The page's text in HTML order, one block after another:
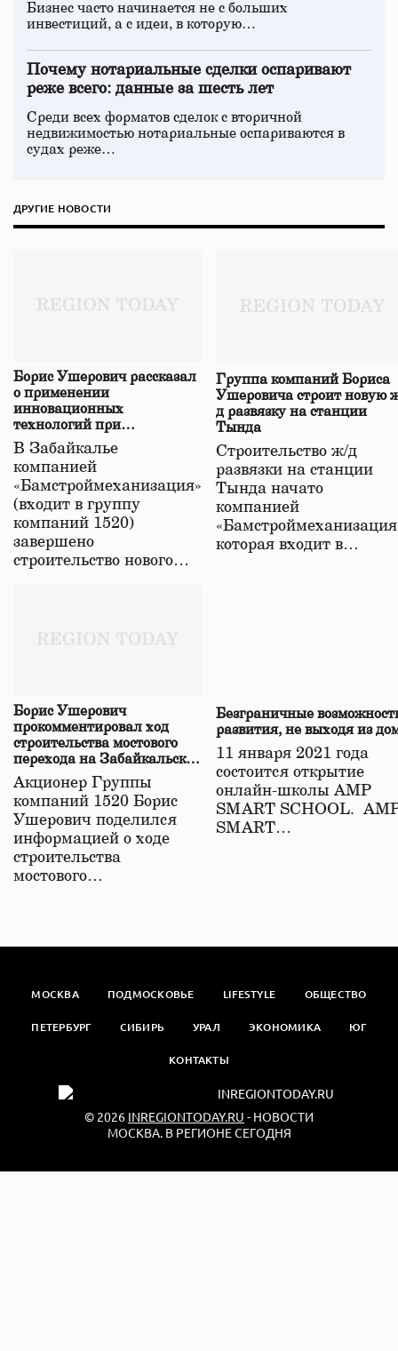
Бизнес часто начинается не с больших
инвестиций, а с идеи, в которую…
Почему нотариальные сделки оспаривают
реже всего: данные за шесть лет
Среди всех форматов сделок с вторичной
недвижимостью нотариальные оспариваются в
судах реже…
ДРУГИЕ НОВОСТИ
Борис Ушерович рассказал
о применении
инновационных
технологий при
строительстве нового моста
в Забайкалье
В Забайкалье
компанией
«Бамстроймеханизация»
(входит в группу
компаний 1520)
завершено
строительство нового…
Группа компаний Бориса
Ушеровича строит новую
д развязку на станции
Тында
Строительство ж/д
развязки на станции
Тында начато
компанией
которая входит в…
Борис Ушерович
прокомментировал ход
строительства мостового
перехода на Забайкальской
железной дороге
Акционер Группы
компаний 1520 Борис
Ушерович поделился
информацией о ходе
строительства
мостового…
Безграничные
развития, не выходя из
11 января 2021 года
состоится открытие
онлайн-школы АМР
SMART SCHOOL.
SMART…
МОСКВА ПОДМОСКОВЬЕ LIFESTYLE ОБЩЕСТВО
ПЕТЕРБУРГ СИБИРЬ УРАЛ ЭКОНОМИКА ЮГ
КОНТАКТЫ
© 2026 INREGIONTODAY.RU - НОВОСТИ
МОСКВА. В РЕГИОНЕ СЕГОДНЯ